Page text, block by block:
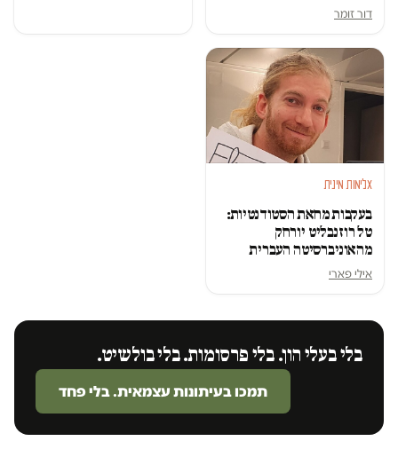
דור זומר
אלימות מינית
בעקבות מחאת הסטודנטיות:
טל רוזנבליט יורחק
מהאוניברסיטה העברית
אילי פארי
בלי בעלי הון. בלי פרסומות. בלי בולשיט.
תמכו בעיתונות עצמאית. בלי פחד